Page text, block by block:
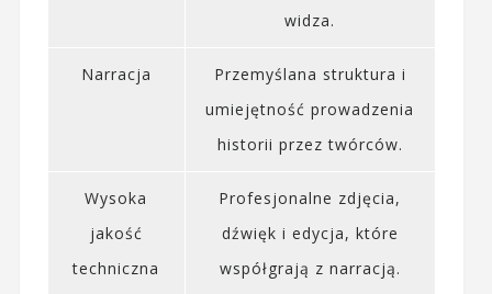
widza.
Narracja
Przemyślana struktura i
umiejętność prowadzenia
historii przez twórców.
Wysoka
jakość
techniczna
Profesjonalne zdjęcia,
dźwięk i edycja, które
współgrają z narracją.